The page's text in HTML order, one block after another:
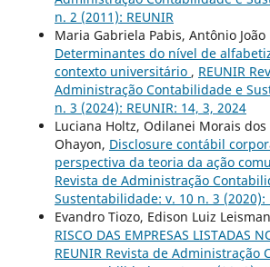
n. 2 (2011): REUNIR
Maria Gabriela Pabis, Antônio João
Determinantes do nível de
contexto universitário , REUNIR
Administração Contabilidade e
n. 3 (2024): REUNIR: 14, 3, 2024
Luciana Holtz, Odilanei Morais dos
Ohayon, Disclosure contábil
perspectiva da teoria da ação
Revista de Administração
Sustentabilidade: v. 10 n. 3 (2020):
Evandro Tiozo, Edison Luiz
RISCO DAS EMPRESAS LISTADAS
REUNIR Revista de Administração